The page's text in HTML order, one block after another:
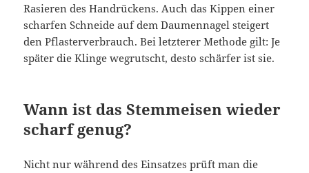
Rasieren des Handrückens. Auch das Kippen einer
scharfen Schneide auf dem Daumennagel steigert
den Pflasterverbrauch. Bei letzterer Methode gilt: Je
später die Klinge wegrutscht, desto schärfer ist sie.
Wann ist das Stemmeisen wieder
scharf genug?
Nicht nur während des Einsatzes prüft man die